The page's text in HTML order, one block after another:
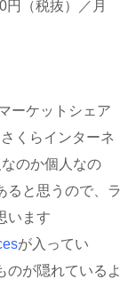
（税抜）／月
ーケットシェア
くらインターネ
のか個人なの
ると思うので、ラ
います
が入ってい
のが隠れているよ